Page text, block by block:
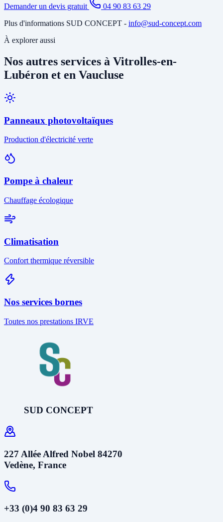
Demander un devis gratuit
04 90 83 63 29
Plus d'informations SUD CONCEPT - info@sud-concept.com
À explorer aussi
Nos autres services à Vitrolles-en-
Lubéron et en Vaucluse
Panneaux photovoltaïques
Production d'électricité verte
Pompe à chaleur
Chauffage écologique
Climatisation
Confort thermique réversible
Nos services bornes
Toutes nos prestations IRVE
SUD CONCEPT
227 Allée Alfred Nobel 84270
Vedène, France
+33 (0)4 90 83 63 29